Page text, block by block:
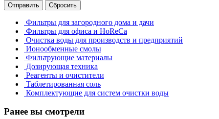
Отправить Сбросить
Фильтры для загородного дома и дачи
Фильтры для офиса и HoReCa
Очистка воды для производств и предприятий
Ионообменные смолы
Фильтрующие материалы
Дозирующая техника
Реагенты и очистители
Таблетированная соль
Комплектующие для систем очистки воды
Ранее вы смотрели